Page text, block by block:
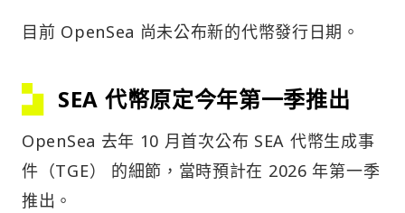
目前 OpenSea 尚未公布新的代幣發行日期。
SEA 代幣原定今年第一季推出
OpenSea 去年 10 月首次公布 SEA 代幣生成事
件（TGE） 的細節，當時預計在 2026 年第一季
推出。